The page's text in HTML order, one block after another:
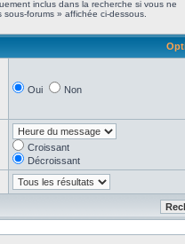
inclus dans la recherche si vous ne
forums » affichée ci-dessous.
Oui Non
Croissant
Décroissant